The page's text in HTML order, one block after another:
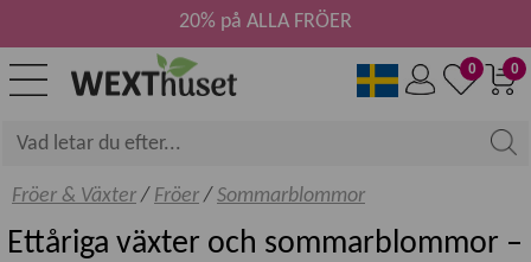
0
0
20% på ALLA FRÖER
Fröer & Växter/ Fröer/ Sommarblommor
Ettåriga växter och sommarblommor –